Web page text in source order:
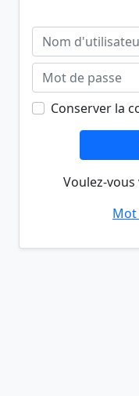
Conserver la
Voulez-
Mot